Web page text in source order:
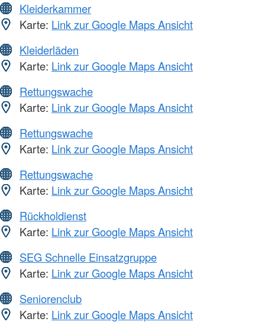
Kleiderkammer
Karte: Link zur Google Maps Ansicht
Kleiderläden
Karte: Link zur Google Maps Ansicht
Rettungswache
Karte: Link zur Google Maps Ansicht
Rettungswache
Karte: Link zur Google Maps Ansicht
Rettungswache
Karte: Link zur Google Maps Ansicht
Rückholdienst
Karte: Link zur Google Maps Ansicht
SEG Schnelle Einsatzgruppe
Karte: Link zur Google Maps Ansicht
Seniorenclub
Karte: Link zur Google Maps Ansicht